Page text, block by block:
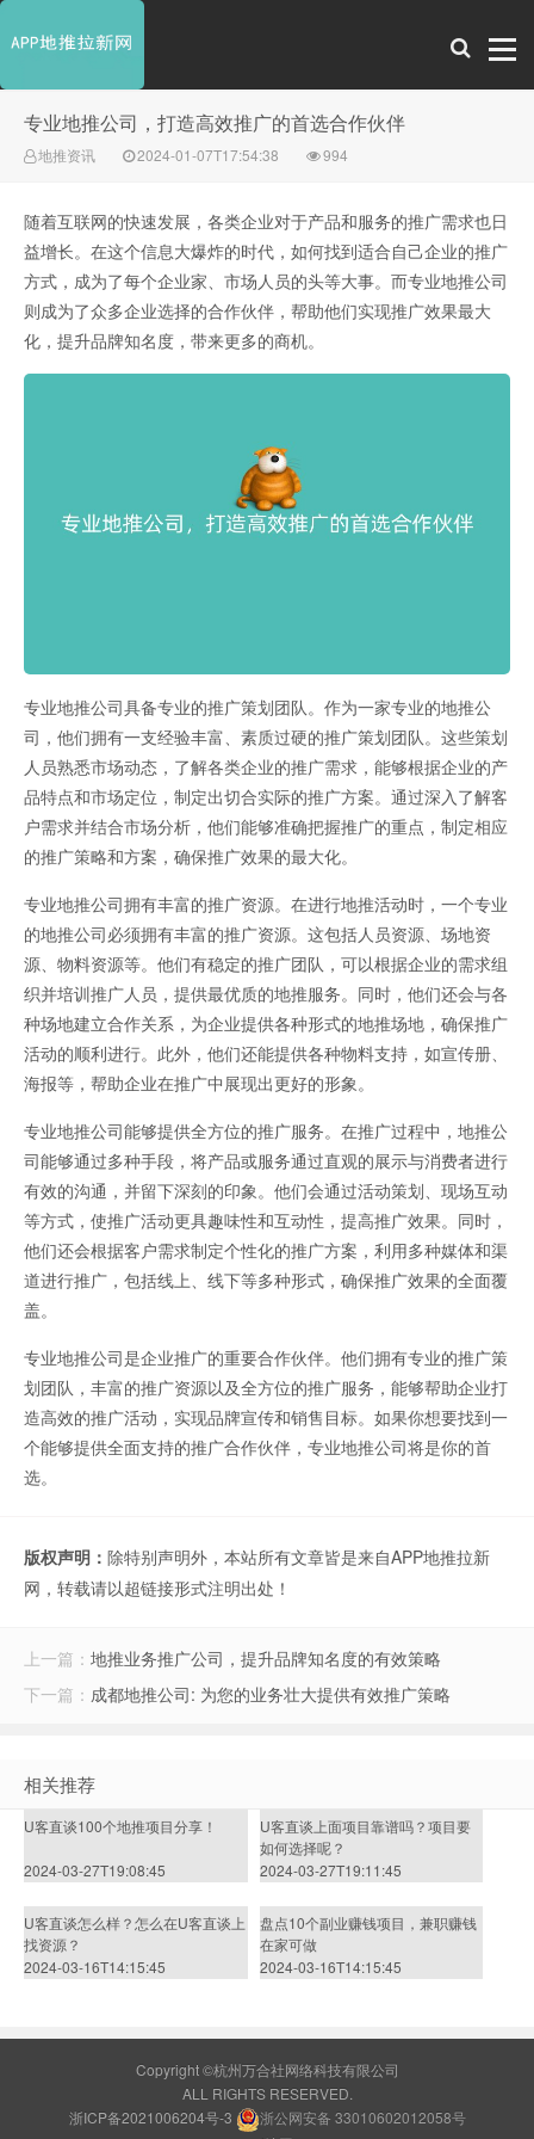
专业地推公司，打造高效推广的首选合作伙伴
地推资讯 2024-01-07T17:54:38 994
随着互联网的快速发展，各类企业对于产品和服务的推广需求也日
益增长。在这个信息大爆炸的时代，如何找到适合自己企业的推广
方式，成为了每个企业家、市场人员的头等大事。而专业地推公司
则成为了众多企业选择的合作伙伴，帮助他们实现推广效果最大
化，提升品牌知名度，带来更多的商机。
专业地推公司具备专业的推广策划团队。作为一家专业的地推公
司，他们拥有一支经验丰富、素质过硬的推广策划团队。这些策划
人员熟悉市场动态，了解各类企业的推广需求，能够根据企业的产
品特点和市场定位，制定出切合实际的推广方案。通过深入了解客
户需求并结合市场分析，他们能够准确把握推广的重点，制定相应
的推广策略和方案，确保推广效果的最大化。
专业地推公司拥有丰富的推广资源。在进行地推活动时，一个专业
的地推公司必须拥有丰富的推广资源。这包括人员资源、场地资
源、物料资源等。他们有稳定的推广团队，可以根据企业的需求组
织并培训推广人员，提供最优质的地推服务。同时，他们还会与各
种场地建立合作关系，为企业提供各种形式的地推场地，确保推广
活动的顺利进行。此外，他们还能提供各种物料支持，如宣传册、
海报等，帮助企业在推广中展现出更好的形象。
专业地推公司能够提供全方位的推广服务。在推广过程中，地推公
司能够通过多种手段，将产品或服务通过直观的展示与消费者进行
有效的沟通，并留下深刻的印象。他们会通过活动策划、现场互动
等方式，使推广活动更具趣味性和互动性，提高推广效果。同时，
他们还会根据客户需求制定个性化的推广方案，利用多种媒体和渠
道进行推广，包括线上、线下等多种形式，确保推广效果的全面覆
盖。
专业地推公司是企业推广的重要合作伙伴。他们拥有专业的推广策
划团队，丰富的推广资源以及全方位的推广服务，能够帮助企业打
造高效的推广活动，实现品牌宣传和销售目标。如果你想要找到一
个能够提供全面支持的推广合作伙伴，专业地推公司将是你的首
选。
版权声明： 除特别声明外，本站所有文章皆是来自APP地推拉新
网，转载请以超链接形式注明出处！
上一篇： 地推业务推广公司，提升品牌知名度的有效策略
下一篇： 成都地推公司: 为您的业务壮大提供有效推广策略
相关推荐
U客直谈100个地推项目分享！
2024-03-27T19:08:45
U客直谈上面项目靠谱吗？项目要
如何选择呢？
2024-03-27T19:11:45
U客直谈怎么样？怎么在U客直谈上
找资源？
2024-03-16T14:15:45
盘点10个副业赚钱项目，兼职赚钱
在家可做
2024-03-16T14:15:45
Copyright ©杭州万合社网络科技有限公司
ALL RIGHTS RESERVED.
浙ICP备2021006204号-3
浙公网安备 33010602012058号